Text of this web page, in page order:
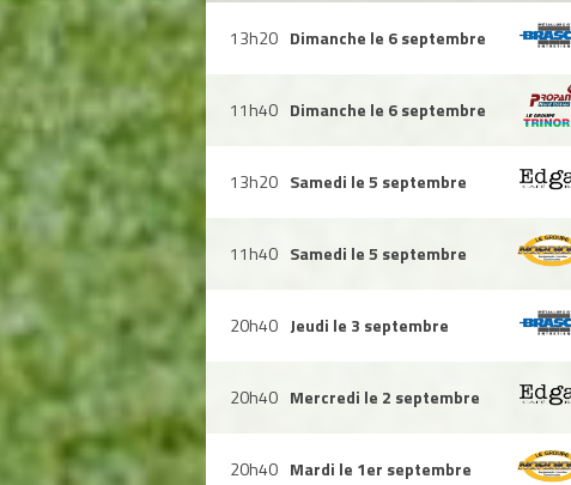
13h20 Dimanche le 6 septembre
11h40 Dimanche le 6 septembre
13h20 Samedi le 5 septembre
11h40 Samedi le 5 septembre
20h40 Jeudi le 3 septembre
20h40 Mercredi le 2 septembre
20h40 Mardi le 1er septembre